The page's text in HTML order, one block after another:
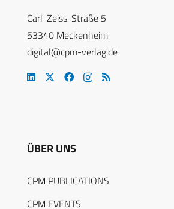
Carl-Zeiss-Straße 5
53340 Meckenheim
digital@cpm-verlag.de
ÜBER UNS
CPM PUBLICATIONS
CPM EVENTS